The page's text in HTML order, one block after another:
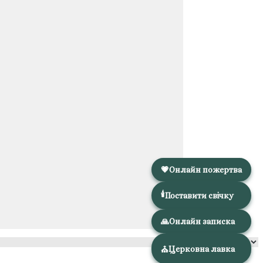
💗Онлайн пожертва
🕯️Поставити свічку
🙏Онлайн записка
⛪Церковна лавка